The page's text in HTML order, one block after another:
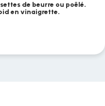
de beurre ou poêlé.
en vinaigrette.